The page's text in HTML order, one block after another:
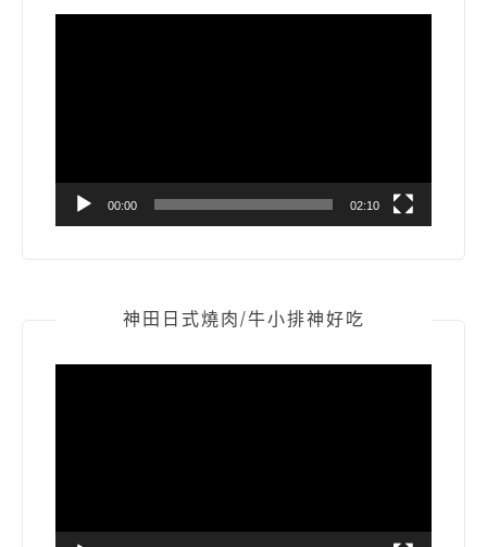
00:00 02:10
神田日式燒肉/牛小排神好吃